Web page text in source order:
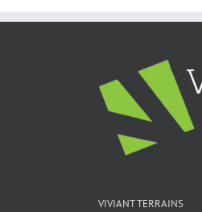
VIVIANT TERRAINS